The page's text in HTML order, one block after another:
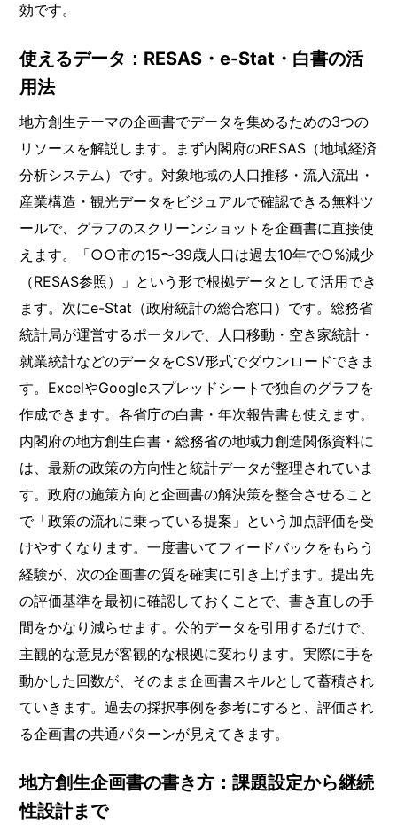
効です。
使えるデータ：RESAS・e-Stat・白書の活
用法
地方創生テーマの企画書でデータを集めるための3つの
リソースを解説します。まず内閣府のRESAS（地域経済
分析システム）です。対象地域の人口推移・流入流出・
産業構造・観光データをビジュアルで確認できる無料ツ
ールで、グラフのスクリーンショットを企画書に直接使
えます。「○○市の15〜39歳人口は過去10年で○%減少
（RESAS参照）」という形で根拠データとして活用でき
ます。次にe-Stat（政府統計の総合窓口）です。総務省
統計局が運営するポータルで、人口移動・空き家統計・
就業統計などのデータをCSV形式でダウンロードできま
す。ExcelやGoogleスプレッドシートで独自のグラフを
作成できます。各省庁の白書・年次報告書も使えます。
内閣府の地方創生白書・総務省の地域力創造関係資料に
は、最新の政策の方向性と統計データが整理されていま
す。政府の施策方向と企画書の解決策を整合させること
で「政策の流れに乗っている提案」という加点評価を受
けやすくなります。一度書いてフィードバックをもらう
経験が、次の企画書の質を確実に引き上げます。提出先
の評価基準を最初に確認しておくことで、書き直しの手
間をかなり減らせます。公的データを引用するだけで、
主観的な意見が客観的な根拠に変わります。実際に手を
動かした回数が、そのまま企画書スキルとして蓄積され
ていきます。過去の採択事例を参考にすると、評価され
る企画書の共通パターンが見えてきます。
地方創生企画書の書き方：課題設定から継続
性設計まで